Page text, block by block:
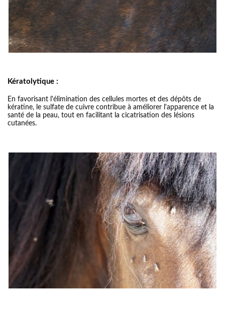
Kératolytique :
En favorisant l'élimination des cellules mortes et des dépôts de
kératine, le sulfate de cuivre contribue à améliorer l'apparence et la
santé de la peau, tout en facilitant la cicatrisation des lésions
cutanées.